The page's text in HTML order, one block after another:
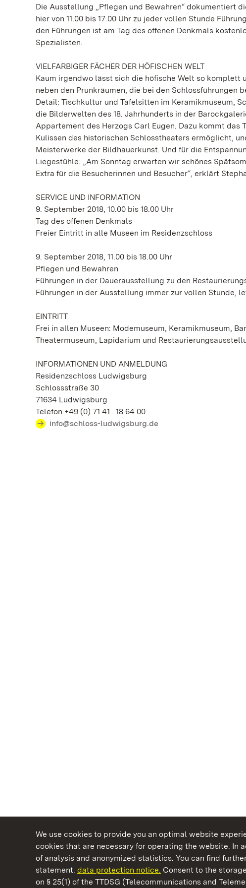
We use cookies to provide you an optimal website
cookies that are necessary for operating the website. In
of analysis and anonymized statistics. You can find
statement. data protection notice. Consent to the
on § 25(1) of the TTDSG (Telecommunications and
Die Ausstellung „Pflegen und Bewahren“ dokumentiert
hier von 11.00 bis 17.00 Uhr zu jeder vollen Stunde
den Führungen ist am Tag des offenen Denkmals
Spezialisten.
VIELFARBIGER FÄCHER DER HÖFISCHEN WELT
Kaum irgendwo lässt sich die höfische Welt so komplett
neben den Prunkräumen, die bei den Schlossführungen
Detail: Tischkultur und Tafelsitten im Keramikmuseum,
die Bilderwelten des 18. Jahrhunderts in der
Appartement des Herzogs Carl Eugen. Dazu kommt
Kulissen des historischen Schlosstheaters ermöglicht,
Meisterwerke der Bildhauerkunst. Und für die
Liegestühle: „Am Sonntag erwarten wir schönes
Extra für die Besucherinnen und Besucher“, erklärt
SERVICE UND INFORMATION
9. September 2018, 10.00 bis 18.00 Uhr
Tag des offenen Denkmals
Freier Eintritt in alle Museen im Residenzschloss
9. September 2018, 11.00 bis 18.00 Uhr
Pflegen und Bewahren
Führungen in der Dauerausstellung zu den
Führungen in der Ausstellung immer zur vollen Stunde,
EINTRITT
Frei in allen Museen: Modemuseum, Keramikmuseum,
Theatermuseum, Lapidarium und
INFORMATIONEN UND ANMELDUNG
Residenzschloss Ludwigsburg
Schlossstraße 30
71634 Ludwigsburg
Telefon +49 (0) 71 41 . 18 64 00
info@schloss-ludwigsburg.de